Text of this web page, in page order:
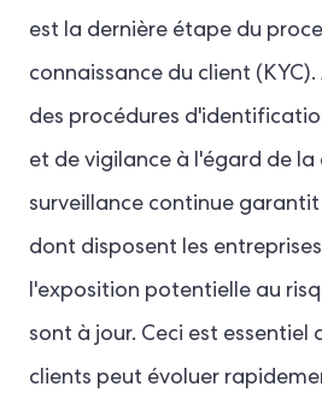
est la dernière étape du
connaissance du client
des procédures
et de vigilance à l'égard de la
surveillance continue garantit
dont disposent les
l'exposition potentielle au
sont à jour. Ceci est essentiel
clients peut évoluer